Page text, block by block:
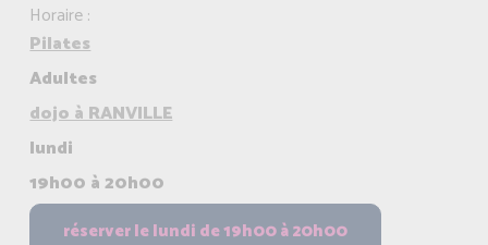
Horaire :
Pilates
Adultes
dojo à RANVILLE
lundi
19h00 à 20h00